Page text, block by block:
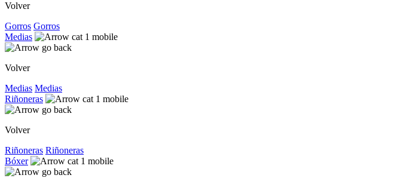
Volver
Gorros Gorros
Medias
Volver
Medias Medias
Riñoneras
Volver
Riñoneras Riñoneras
Bóxer